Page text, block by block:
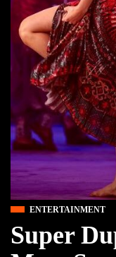
ENTERTAINMENT
Super